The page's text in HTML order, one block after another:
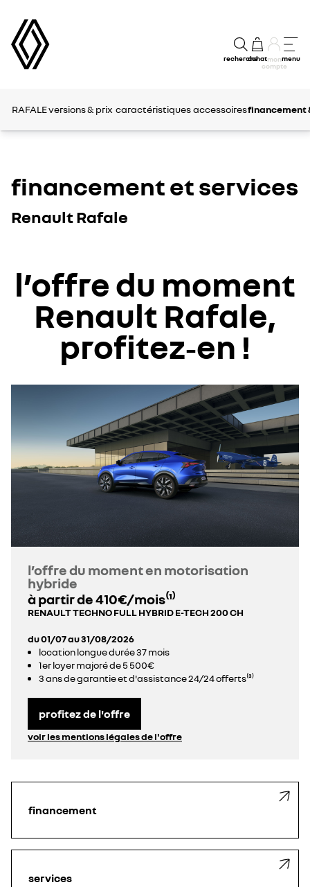
rechercheachatmon
compte
menu
RAFALEversions & prix caractéristiquesaccessoiresfinancement
financement et services
Renault Rafale
l’offre du moment
Renault Rafale,
profitez‑en !
l’offre du moment en motorisation
hybride
à partir de 410€/mois⁽¹⁾
RENAULT TECHNO FULL HYBRID E-TECH 200 CH
du 01/07 au 31/08/2026
location longue durée 37 mois
1er loyer majoré de 5 500€
3 ans de garantie et d'assistance 24/24 offerts⁽³⁾
profitez de l'offre
voir les mentions légales de l'offre
financement
services